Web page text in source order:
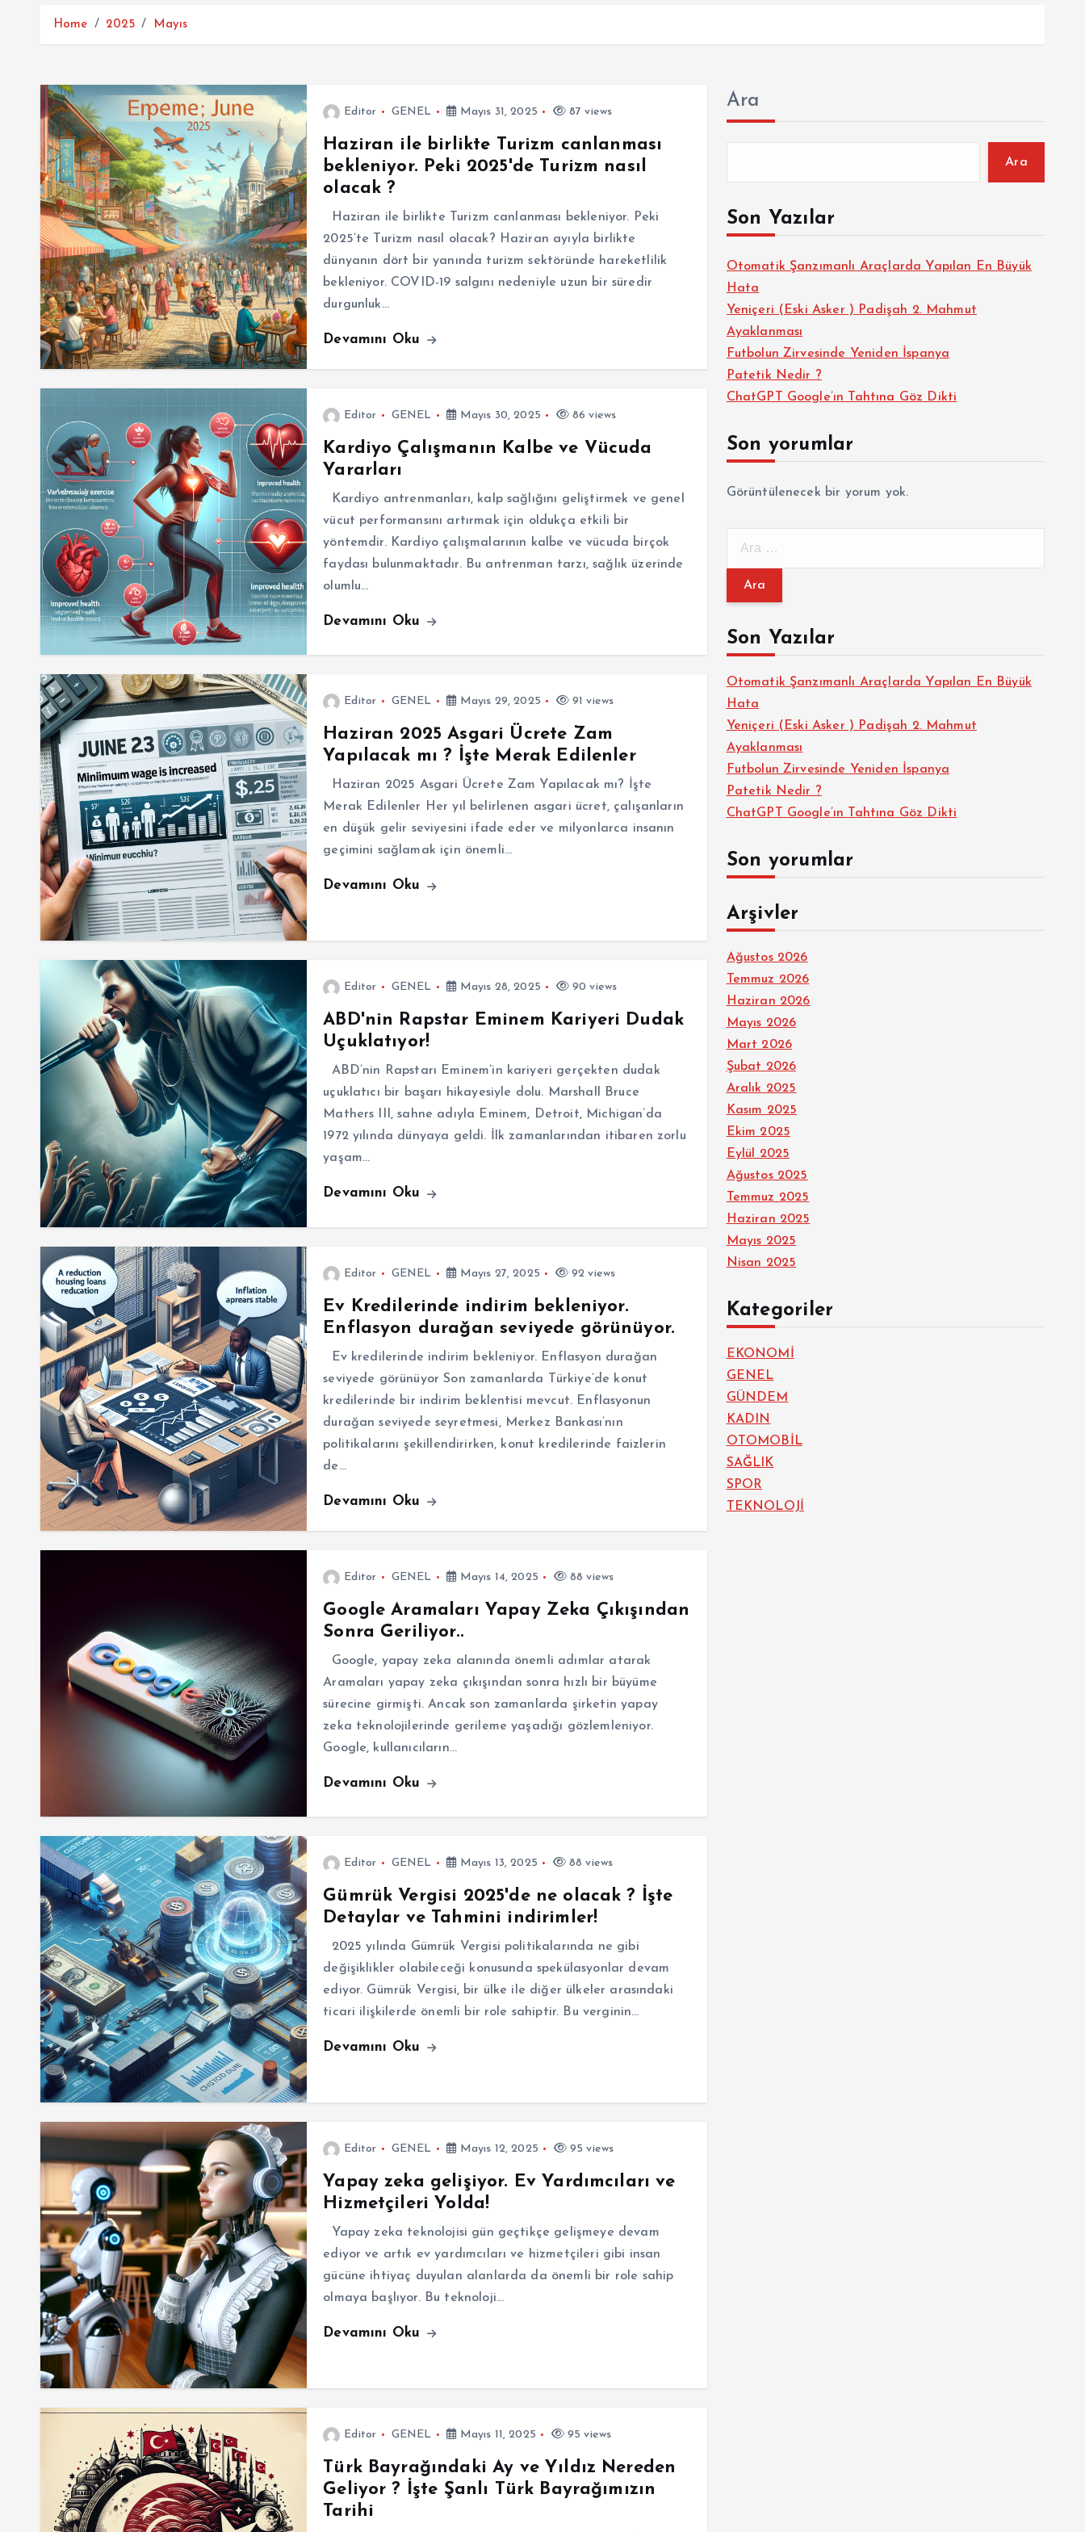
Home 2025 Mayıs
Editor GENEL Mayıs 31, 2025 87 views
Haziran ile birlikte Turizm canlanması
bekleniyor. Peki 2025'de Turizm nasıl
olacak ?
Haziran ile birlikte Turizm canlanması bekleniyor. Peki
2025’te Turizm nasıl olacak? Haziran ayıyla birlikte
dünyanın dört bir yanında turizm sektöründe hareketlilik
bekleniyor. COVID-19 salgını nedeniyle uzun bir süredir
durgunluk…
Devamını Oku
Editor GENEL Mayıs 30, 2025 86 views
Kardiyo Çalışmanın Kalbe ve Vücuda
Yararları
Kardiyo antrenmanları, kalp sağlığını geliştirmek ve genel
vücut performansını artırmak için oldukça etkili bir
yöntemdir. Kardiyo çalışmalarının kalbe ve vücuda birçok
faydası bulunmaktadır. Bu antrenman tarzı, sağlık üzerinde
olumlu…
Devamını Oku
Editor GENEL Mayıs 29, 2025 91 views
Haziran 2025 Asgari Ücrete Zam
Yapılacak mı ? İşte Merak Edilenler
Haziran 2025 Asgari Ücrete Zam Yapılacak mı? İşte
Merak Edilenler Her yıl belirlenen asgari ücret, çalışanların
en düşük gelir seviyesini ifade eder ve milyonlarca insanın
geçimini sağlamak için önemli…
Devamını Oku
Editor GENEL Mayıs 28, 2025 90 views
ABD'nin Rapstar Eminem Kariyeri Dudak
Uçuklatıyor!
ABD’nin Rapstarı Eminem’in kariyeri gerçekten dudak
uçuklatıcı bir başarı hikayesiyle dolu. Marshall Bruce
Mathers III, sahne adıyla Eminem, Detroit, Michigan’da
1972 yılında dünyaya geldi. İlk zamanlarından itibaren zorlu
yaşam…
Devamını Oku
Editor GENEL Mayıs 27, 2025 92 views
Ev Kredilerinde indirim bekleniyor.
Enflasyon durağan seviyede görünüyor.
Ev kredilerinde indirim bekleniyor. Enflasyon durağan
seviyede görünüyor Son zamanlarda Türkiye’de konut
kredilerinde bir indirim beklentisi mevcut. Enflasyonun
durağan seviyede seyretmesi, Merkez Bankası’nın
politikalarını şekillendirirken, konut kredilerinde faizlerin
de…
Devamını Oku
Editor GENEL Mayıs 14, 2025 88 views
Google Aramaları Yapay Zeka Çıkışından
Sonra Geriliyor..
Google, yapay zeka alanında önemli adımlar atarak
Aramaları yapay zeka çıkışından sonra hızlı bir büyüme
sürecine girmişti. Ancak son zamanlarda şirketin yapay
zeka teknolojilerinde gerileme yaşadığı gözlemleniyor.
Google, kullanıcıların…
Devamını Oku
Editor GENEL Mayıs 13, 2025 88 views
Gümrük Vergisi 2025'de ne olacak ? İşte
Detaylar ve Tahmini indirimler!
2025 yılında Gümrük Vergisi politikalarında ne gibi
değişiklikler olabileceği konusunda spekülasyonlar devam
ediyor. Gümrük Vergisi, bir ülke ile diğer ülkeler arasındaki
ticari ilişkilerde önemli bir role sahiptir. Bu verginin…
Devamını Oku
Editor GENEL Mayıs 12, 2025 95 views
Yapay zeka gelişiyor. Ev Yardımcıları ve
Hizmetçileri Yolda!
Yapay zeka teknolojisi gün geçtikçe gelişmeye devam
ediyor ve artık ev yardımcıları ve hizmetçileri gibi insan
gücüne ihtiyaç duyulan alanlarda da önemli bir role sahip
olmaya başlıyor. Bu teknoloji…
Devamını Oku
Editor GENEL Mayıs 11, 2025 95 views
Türk Bayrağındaki Ay ve Yıldız Nereden
Geliyor ? İşte Şanlı Türk Bayrağımızın
Tarihi
Ara
Ara
Son Yazılar
Otomatik Şanzımanlı Araçlarda Yapılan En Büyük
Hata
Yeniçeri (Eski Asker ) Padişah 2. Mahmut
Ayaklanması
Futbolun Zirvesinde Yeniden İspanya
Patetik Nedir ?
ChatGPT Google’ın Tahtına Göz Dikti
Son yorumlar
Görüntülenecek bir yorum yok.
m
:Son Yazılar
Otomatik Şanzımanlı Araçlarda Yapılan En Büyük
Hata
Yeniçeri (Eski Asker ) Padişah 2. Mahmut
Ayaklanması
Futbolun Zirvesinde Yeniden İspanya
Patetik Nedir ?
ChatGPT Google’ın Tahtına Göz Dikti
Son yorumlar
Arşivler
Ağustos 2026
Temmuz 2026
Haziran 2026
Mayıs 2026
Mart 2026
Şubat 2026
Aralık 2025
Kasım 2025
Ekim 2025
Eylül 2025
Ağustos 2025
Temmuz 2025
Haziran 2025
Mayıs 2025
Nisan 2025
Kategoriler
EKONOMİ
GENEL
GÜNDEM
KADIN
OTOMOBİL
SAĞLIK
SPOR
TEKNOLOJİ